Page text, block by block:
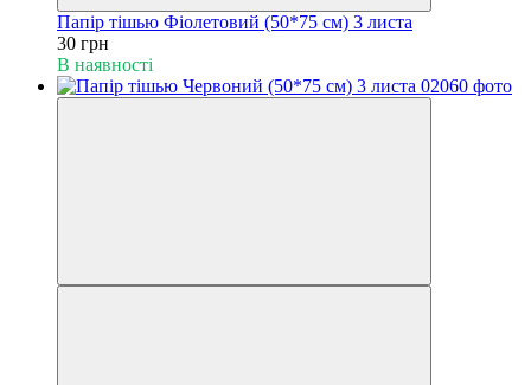
Папір тішью Фіолетовий (50*75 см) 3 листа
30 грн
В наявності